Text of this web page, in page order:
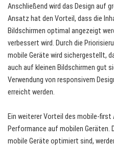
Anschließend wird das Design auf
Ansatz hat den Vorteil, dass die
Bildschirmen optimal angezeigt
verbessert wird. Durch die
mobile Geräte wird sichergestellt,
auch auf kleinen Bildschirmen gut
Verwendung von responsivem
erreicht werden.
Ein weiterer Vorteil des mobile-
Performance auf mobilen Geräten.
mobile Geräte optimiert sind,